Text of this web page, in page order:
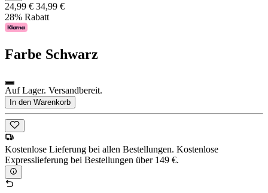
24,99 € 34,99 €
28% Rabatt
Farbe Schwarz
Auf Lager. Versandbereit.
In den Warenkorb
Kostenlose Lieferung bei allen Bestellungen. Kostenlose
Expresslieferung bei Bestellungen über 149 €.